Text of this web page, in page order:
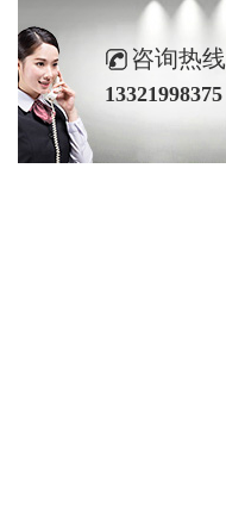
咨询热线
13321998375